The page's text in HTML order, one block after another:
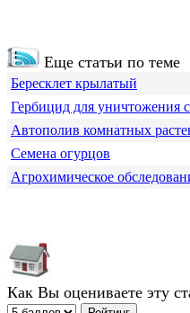
Еще статьи по теме
Бересклет крылатый
Гербицид для уничтожения
Автополив комнатных
Семена огурцов
Агрохимическое
Как Вы оцениваете эту